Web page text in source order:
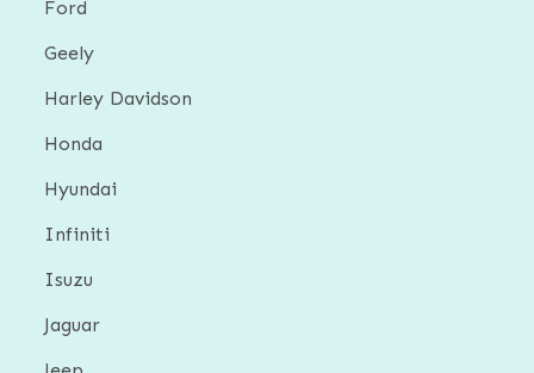
Ford
Geely
Harley Davidson
Honda
Hyundai
Infiniti
Isuzu
Jaguar